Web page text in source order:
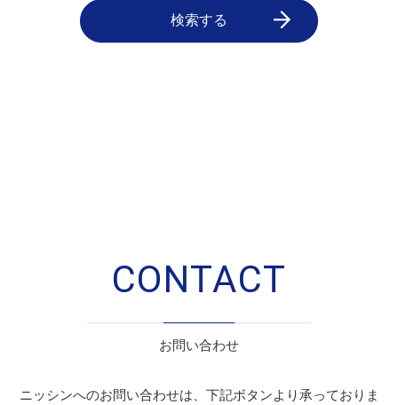
検索する
CONTACT
お問い合わせ
ニッシンへのお問い合わせは、下記ボタンより承っておりま